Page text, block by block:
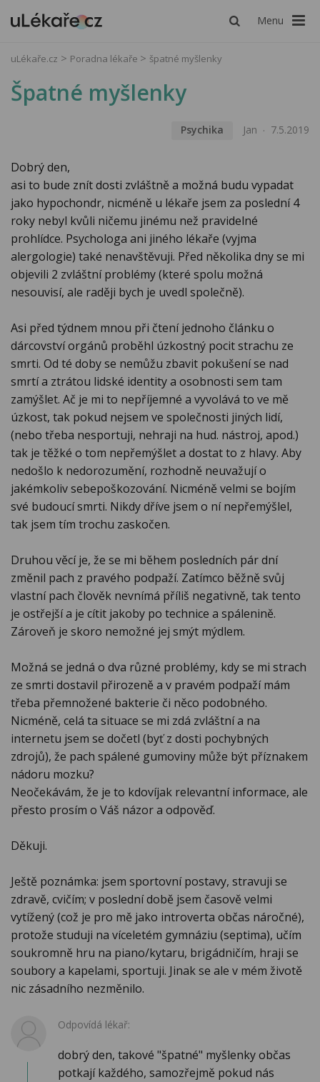
Menu
uLékaře.cz Poradna lékaře špatné myšlenky
Špatné myšlenky
Psychika Jan 7.5.2019
Dobrý den,
asi to bude znít dosti zvláštně a možná budu vypadat
jako hypochondr, nicméně u lékaře jsem za poslední 4
roky nebyl kvůli ničemu jinému než pravidelné
prohlídce. Psychologa ani jiného lékaře (vyjma
alergologie) také nenavštěvuji. Před několika dny se mi
objevili 2 zvláštní problémy (které spolu možná
nesouvisí, ale raději bych je uvedl společně).
Asi před týdnem mnou při čtení jednoho článku o
dárcovství orgánů proběhl úzkostný pocit strachu ze
smrti. Od té doby se nemůžu zbavit pokušení se nad
smrtí a ztrátou lidské identity a osobnosti sem tam
zamýšlet. Ač je mi to nepříjemné a vyvolává to ve mě
úzkost, tak pokud nejsem ve společnosti jiných lidí,
(nebo třeba nesportuji, nehraji na hud. nástroj, apod.)
tak je těžké o tom nepřemýšlet a dostat to z hlavy. Aby
nedošlo k nedorozumění, rozhodně neuvažují o
jakémkoliv sebepoškozování. Nicméně velmi se bojím
své budoucí smrti. Nikdy dříve jsem o ní nepřemýšlel,
tak jsem tím trochu zaskočen.
Druhou věcí je, že se mi během posledních pár dní
změnil pach z pravého podpaží. Zatímco běžně svůj
vlastní pach člověk nevnímá příliš negativně, tak tento
je ostřejší a je cítit jakoby po technice a spálenině.
Zároveň je skoro nemožné jej smýt mýdlem.
Možná se jedná o dva různé problémy, kdy se mi strach
ze smrti dostavil přirozeně a v pravém podpaží mám
třeba přemnožené bakterie či něco podobného.
Nicméně, celá ta situace se mi zdá zvláštní a na
internetu jsem se dočetl (byť z dosti pochybných
zdrojů), že pach spálené gumoviny může být příznakem
nádoru mozku?
Neočekávám, že je to kdovíjak relevantní informace, ale
přesto prosím o Váš názor a odpověď.
Děkuji.
Ještě poznámka: jsem sportovní postavy, stravuji se
zdravě, cvičím; v poslední době jsem časově velmi
vytížený (což je pro mě jako introverta občas náročné),
protože studuji na víceletém gymnáziu (septima), učím
soukromně hru na piano/kytaru, brigádničím, hraji se
soubory a kapelami, sportuji. Jinak se ale v mém životě
nic zásadního nezměnilo.
Odpovídá lékař:
dobrý den, takové "špatné" myšlenky občas
potkají každého, samozřejmě pokud nás